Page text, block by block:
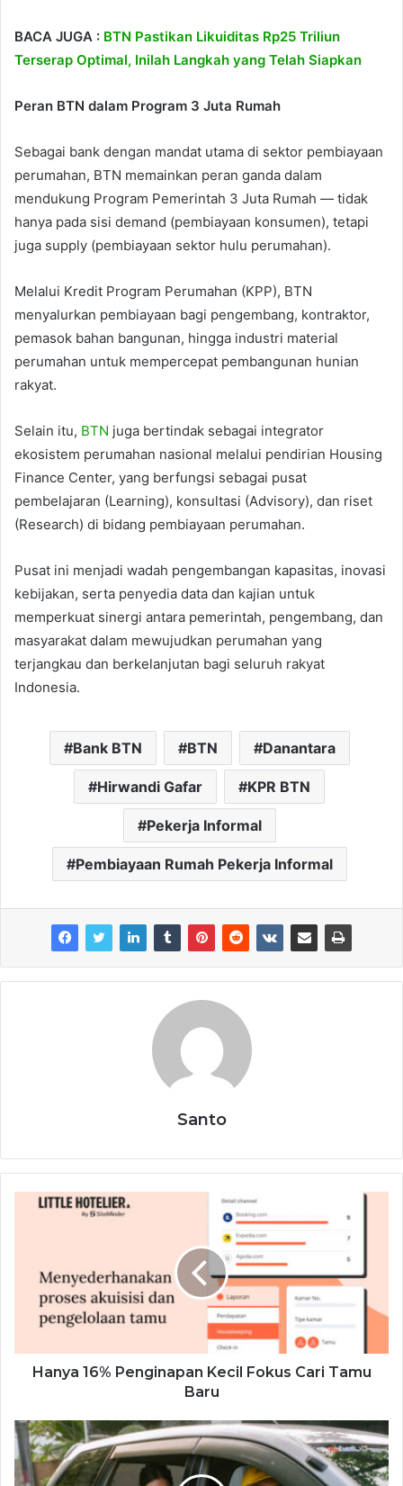
BACA JUGA : BTN Pastikan Likuiditas Rp25 Triliun
Terserap Optimal, Inilah Langkah yang Telah Siapkan
Peran BTN dalam Program 3 Juta Rumah
Sebagai bank dengan mandat utama di sektor pembiayaan
perumahan, BTN memainkan peran ganda dalam
mendukung Program Pemerintah 3 Juta Rumah — tidak
hanya pada sisi demand (pembiayaan konsumen), tetapi
juga supply (pembiayaan sektor hulu perumahan).
Melalui Kredit Program Perumahan (KPP), BTN
menyalurkan pembiayaan bagi pengembang, kontraktor,
pemasok bahan bangunan, hingga industri material
perumahan untuk mempercepat pembangunan hunian
rakyat.
Selain itu, BTN juga bertindak sebagai integrator
ekosistem perumahan nasional melalui pendirian Housing
Finance Center, yang berfungsi sebagai pusat
pembelajaran (Learning), konsultasi (Advisory), dan riset
(Research) di bidang pembiayaan perumahan.
Pusat ini menjadi wadah pengembangan kapasitas, inovasi
kebijakan, serta penyedia data dan kajian untuk
memperkuat sinergi antara pemerintah, pengembang, dan
masyarakat dalam mewujudkan perumahan yang
terjangkau dan berkelanjutan bagi seluruh rakyat
Indonesia.
Bank BTN BTN Danantara
Hirwandi Gafar KPR BTN
Pekerja Informal
Pembiayaan Rumah Pekerja Informal
Santo
Hanya 16% Penginapan Kecil Fokus Cari Tamu
Baru